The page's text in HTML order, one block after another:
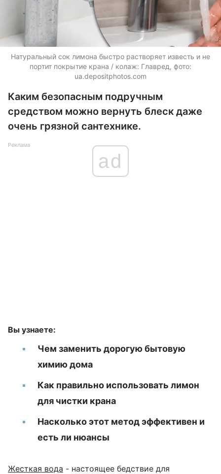
Натуральный сок лимона быстро растворяет известь и не
портит покрытие крана / колаж: Главред, фото:
ua.depositphotos.com
Каким безопасным подручным
средством можно вернуть блеск даже
очень грязной сантехнике.
Реклама
ad
Вы узнаете:
Чем заменить дорогую бытовую
химию дома
Как правильно использовать лимон
для чистки крана
Насколько этот метод эффективен и
есть ли нюансы
Жесткая вода - настоящее бедствие для